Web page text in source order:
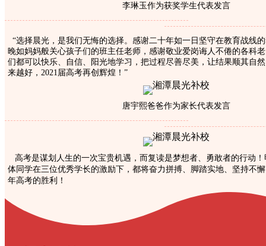
李琳玉作为获奖学生代表发言
“选择晨光，是我们无悔的选择。感谢二十年如一日坚守在教育战线
晚如妈妈般关心孩子们的班主任老师，感谢敬业爱岗诲人不倦的各科
们都可以快乐、自信、阳光地学习，把过程尽善尽美，让结果顺其自
来越好，2021届高考再创辉煌！”
唐宇熙爸爸作为家长代表发言
高考是谋划人生的一次宝贵机遇，而复读是梦想者、勇敢者的行动！
体同学在三位优秀学长的激励下，都将奋力拼搏、脚踏实地、坚持不
年高考的胜利！